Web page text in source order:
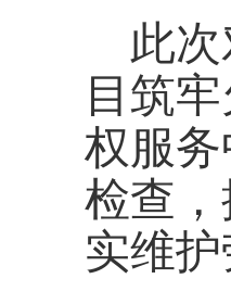
此
目筑
权服
检查
实维